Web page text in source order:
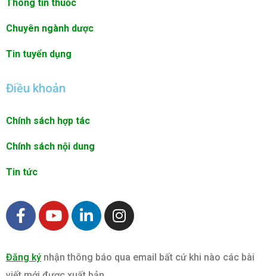
Thông tin thuốc
Chuyên ngành dược
Tin tuyển dụng
Điều khoản
Chính sách hợp tác
Chính sách nội dung
Tin tức
F
a
e
b
Y
o
t
u
L
i
k
e
I
n
t
a
Đăng ký nhận thông báo qua email bất cứ khi nào các bài